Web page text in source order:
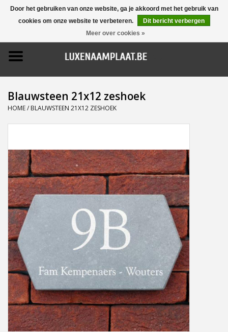
0 Artikelen - €0,00
Home
Promoties
Naamborden
Huisnummers
Pictogrammen
Brievenbussen
Freesletters
Accessoires
Bestelling op maat
Blauwsteen 21x12 zeshoek
HOME/ BLAUWSTEEN 21X12 ZESHOEK
Door het gebruiken van onze website, ga je akkoord met het gebruik van
cookies om onze website te verbeteren.
Dit bericht verbergen
Meer over cookies »